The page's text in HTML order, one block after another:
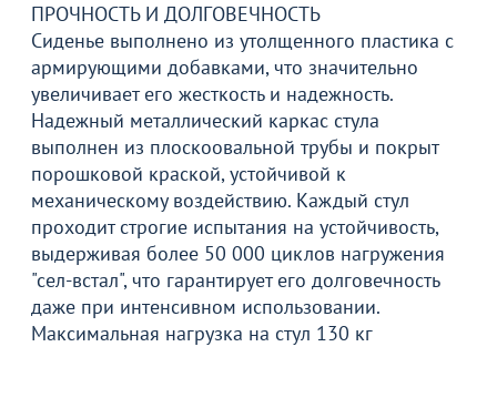
ПРОЧНОСТЬ И ДОЛГОВЕЧНОСТЬ
Сиденье выполнено из утолщенного пластика с
армирующими добавками, что значительно
увеличивает его жесткость и надежность.
Надежный металлический каркас стула
выполнен из плоскоовальной трубы и покрыт
порошковой краской, устойчивой к
механическому воздействию. Каждый стул
проходит строгие испытания на устойчивость,
выдерживая более 50 000 циклов нагружения
"сел-встал", что гарантирует его долговечность
даже при интенсивном использовании.
Максимальная нагрузка на стул 130 кг
Товар в корзине